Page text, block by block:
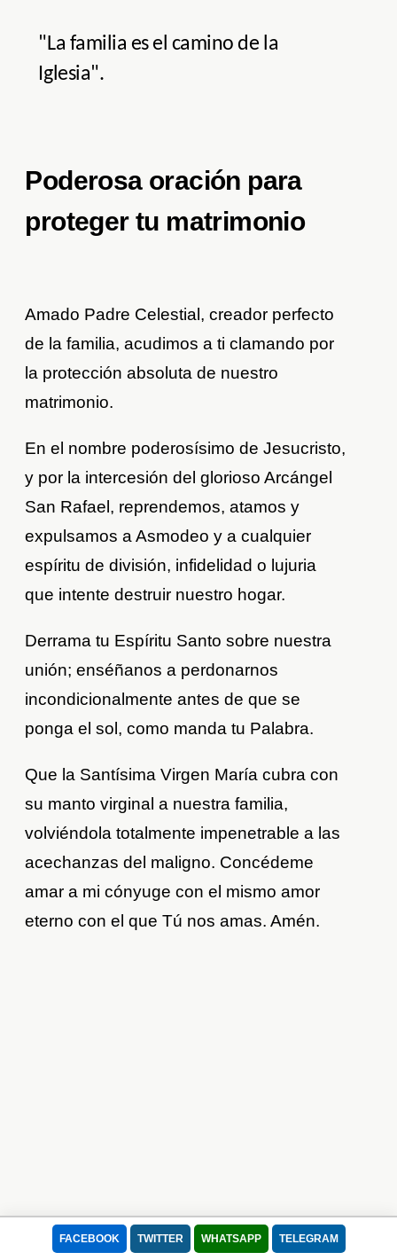
FACEBOOK TWITTER WHATSAPP TELEGRAM
"La familia es el camino de la
Iglesia".
Poderosa oración para
proteger tu matrimonio
Amado Padre Celestial, creador perfecto
de la familia, acudimos a ti clamando por
la protección absoluta de nuestro
matrimonio.
En el nombre poderosísimo de Jesucristo,
y por la intercesión del glorioso Arcángel
San Rafael, reprendemos, atamos y
expulsamos a Asmodeo y a cualquier
espíritu de división, infidelidad o lujuria
que intente destruir nuestro hogar.
Derrama tu Espíritu Santo sobre nuestra
unión; enséñanos a perdonarnos
incondicionalmente antes de que se
ponga el sol, como manda tu Palabra.
Que la Santísima Virgen María cubra con
su manto virginal a nuestra familia,
volviéndola totalmente impenetrable a las
acechanzas del maligno. Concédeme
amar a mi cónyuge con el mismo amor
eterno con el que Tú nos amas. Amén.